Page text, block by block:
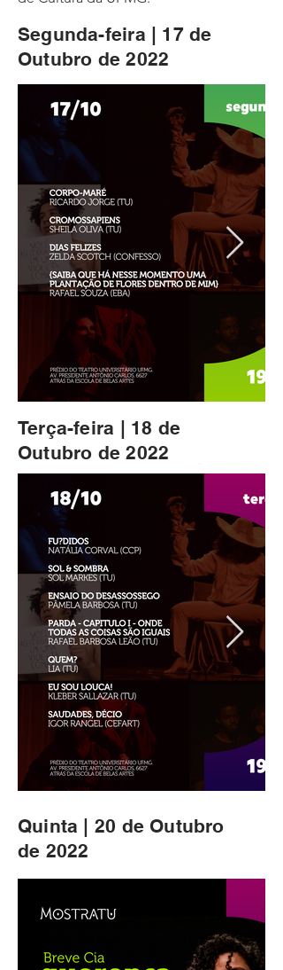
Segunda-feira | 17 de
Outubro de 2022
Terça-feira | 18 de
Outubro de 2022
Quinta | 20 de Outubro
de 2022